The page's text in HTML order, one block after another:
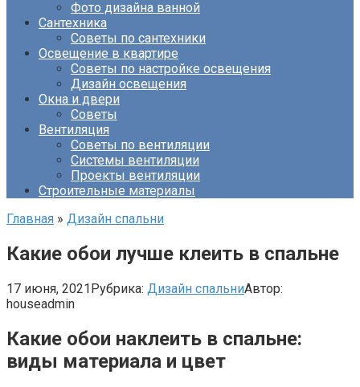
Фото дизайна ванной
Сантехника
Советы по сантехники
Освещение в квартире
Советы по настройке освещения
Дизайн освещения
Окна и двери
Советы
Вентиляция
Советы по вентиляции
Системы вентиляции
Проекты вентиляции
Строительные материалы
Главная » Дизайн спальни
Какие обои лучше клеить в спальне
17 июня, 2021Рубрика: Дизайн спальниАвтор:
houseadmin
Какие обои наклеить в спальне:
виды материала и цвет